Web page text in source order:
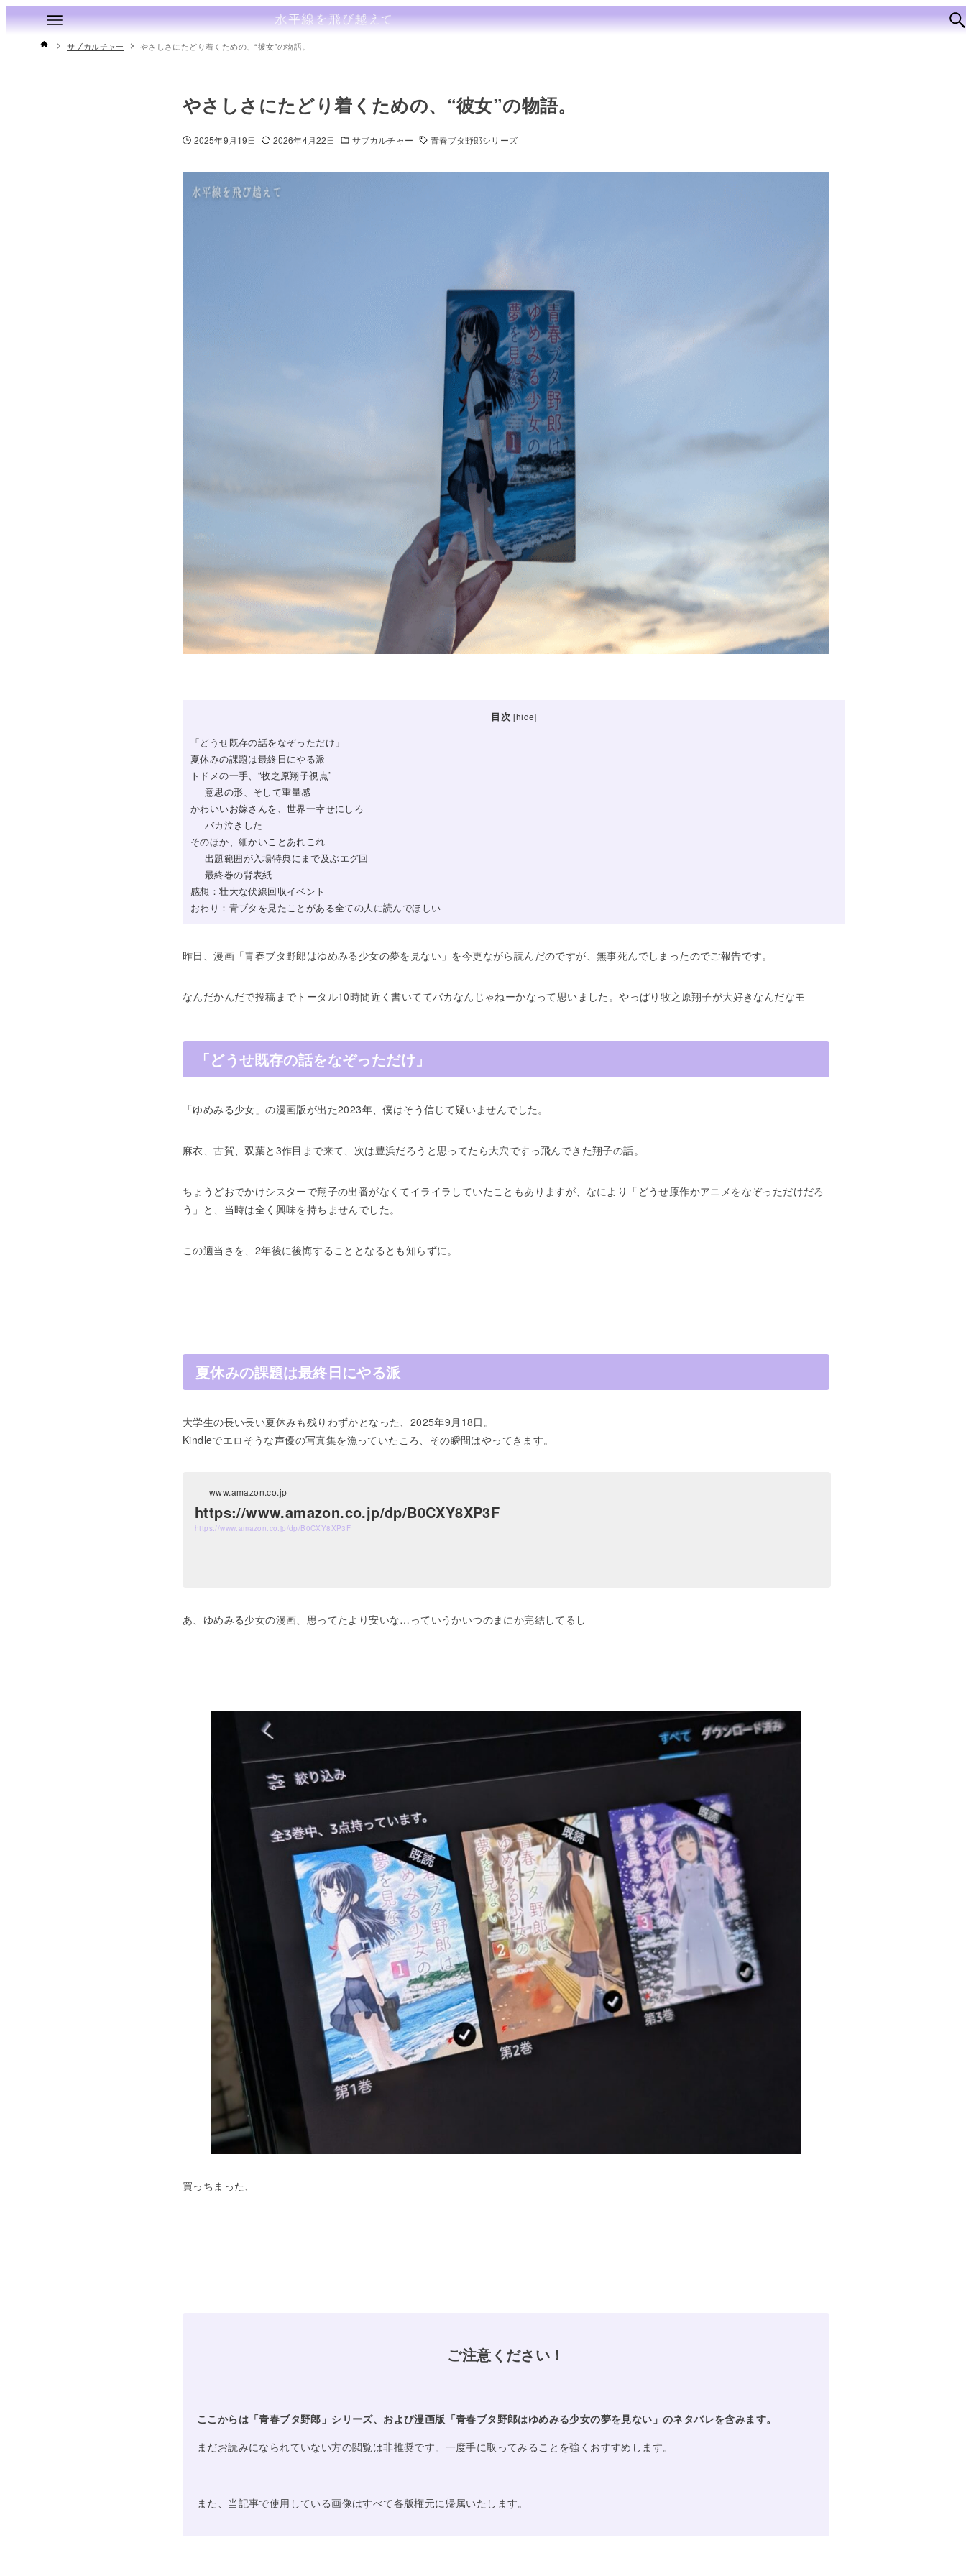
サブカルチャー やさしさにたどり着くための、“彼女”の物語。
やさしさにたどり着くための、“彼女”の物語。
2025年9月19日 2026年4月22日 サブカルチャー 青春ブタ野郎シリーズ
目次 [hide]
「どうせ既存の話をなぞっただけ」
夏休みの課題は最終日にやる派
トドメの一手、“牧之原翔子視点”
意思の形、そして重量感
かわいいお嫁さんを、世界一幸せにしろ
バカ泣きした
そのほか、細かいことあれこれ
出題範囲が入場特典にまで及ぶエグ回
最終巻の背表紙
感想：壮大な伏線回収イベント
おわり：青ブタを見たことがある全ての人に読んでほしい
昨日、漫画「青春ブタ野郎はゆめみる少女の夢を見ない」を今更ながら読んだのですが、無事死んでしまったのでご報告です。
なんだかんだで投稿までトータル10時間近く書いててバカなんじゃねーかなって思いました。やっぱり牧之原翔子が大好きなんだなモ
「どうせ既存の話をなぞっただけ」
「ゆめみる少女」の漫画版が出た2023年、僕はそう信じて疑いませんでした。
麻衣、古賀、双葉と3作目まで来て、次は豊浜だろうと思ってたら大穴ですっ飛んできた翔子の話。
ちょうどおでかけシスターで翔子の出番がなくてイライラしていたこともありますが、なにより「どうせ原作かアニメをなぞっただけだろ
う」と、当時は全く興味を持ちませんでした。
この適当さを、2年後に後悔することとなるとも知らずに。
夏休みの課題は最終日にやる派
大学生の長い長い夏休みも残りわずかとなった、2025年9月18日。
Kindleでエロそうな声優の写真集を漁っていたころ、その瞬間はやってきます。
www.amazon.co.jp
https://www.amazon.co.jp/dp/B0CXY8XP3F
https://www.amazon.co.jp/dp/B0CXY8XP3F
あ、ゆめみる少女の漫画、思ってたより安いな…っていうかいつのまにか完結してるし
買っちまった、
ご注意ください！
ここからは「青春ブタ野郎」シリーズ、および漫画版「青春ブタ野郎はゆめみる少女の夢を見ない」のネタバレを含みます。
まだお読みになられていない方の閲覧は非推奨です。一度手に取ってみることを強くおすすめします。
また、当記事で使用している画像はすべて各版権元に帰属いたします。